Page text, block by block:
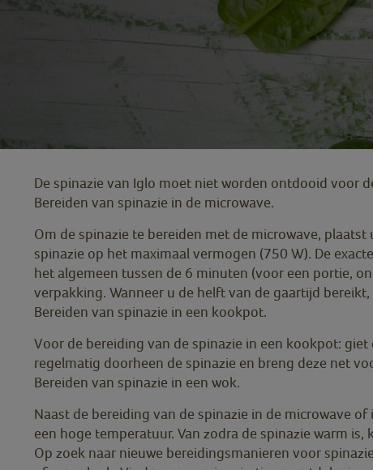
De spinazie van Iglo moet niet worden ontdooid voor
Bereiden van spinazie in de microwave.
Om de spinazie te bereiden met de microwave,
spinazie op het maximaal vermogen (750 W). De
het algemeen tussen de 6 minuten (voor een portie,
verpakking. Wanneer u de helft van de gaartijd
Bereiden van spinazie in een kookpot.
Voor de bereiding van de spinazie in een kookpot:
regelmatig doorheen de spinazie en breng deze net
Bereiden van spinazie in een wok.
Naast de bereiding van de spinazie in de microwave
een hoge temperatuur. Van zodra de spinazie warm
Op zoek naar nieuwe bereidingsmanieren voor